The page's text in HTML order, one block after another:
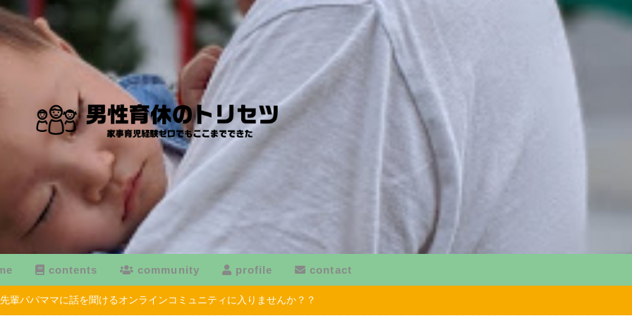
contents community profile contact
先輩パパママに話を聞けるオンラインコミュニティに入りませんか？？